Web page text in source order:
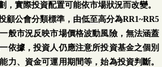
，實際投資配置可能依市場狀況而改變。
顧公會分類標準，由低至高分為RR1~RR5
般市況反映市場價格波動風險，無法涵蓋
依據，投資人仍應注意所投資基金之個別
力、資金可運用期間等，始為投資判斷。